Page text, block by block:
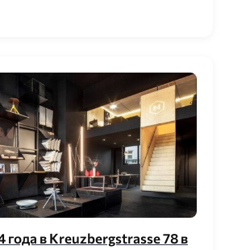
года в Kreuzbergstrasse 78 в